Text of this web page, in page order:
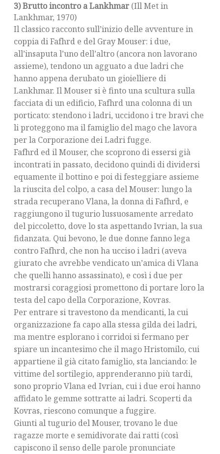
3) Brutto incontro a Lankhmar (Ill Met in
Lankhmar, 1970)
Il classico racconto sull’inizio delle avventure in
coppia di Fafhrd e del Gray Mouser: i due,
all’insaputa l’uno dell’altro (ancora non lavorano
assieme), tendono un agguato a due ladri che
hanno appena derubato un gioielliere di
Lankhmar. Il Mouser si è finto una scultura sulla
facciata di un edificio, Fafhrd una colonna di un
porticato: stendono i ladri, uccidono i tre bravi che
li proteggono ma il famiglio del mago che lavora
per la Corporazione dei Ladri fugge.
Fafhrd ed il Mouser, che scoprono di essersi già
incontrati in passato, decidono quindi di dividersi
equamente il bottino e poi di festeggiare assieme
la riuscita del colpo, a casa del Mouser: lungo la
strada recuperano Vlana, la donna di Fafhrd, e
raggiungono il tugurio lussuosamente arredato
del piccoletto, dove lo sta aspettando Ivrian, la sua
fidanzata. Qui bevono, le due donne fanno lega
contro Fafhrd, che non ha ucciso i ladri (aveva
giurato che avrebbe vendicato un’amica di Vlana
che quelli hanno assassinato), e così i due per
mostrarsi coraggiosi promettono di portare loro la
testa del capo della Corporazione, Kovras.
Per entrare si travestono da mendicanti, la cui
organizzazione fa capo alla stessa gilda dei ladri,
ma mentre esplorano i corridoi si fermano per
spiare un incantesimo che il mago Hristomilo, cui
appartiene il già citato famiglio, sta lanciando: le
vittime del sortilegio, apprenderanno più tardi,
sono proprio Vlana ed Ivrian, cui i due eroi hanno
affidato le gemme sottratte ai ladri. Scoperti da
Kovras, riescono comunque a fuggire.
Giunti al tugurio del Mouser, trovano le due
ragazze morte e semidivorate dai ratti (così
capiscono il senso delle parole pronunciate